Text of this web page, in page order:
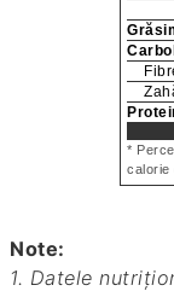
*
calorie
Note:
1. Datele nutriționale furnizate la unele rețete sunt